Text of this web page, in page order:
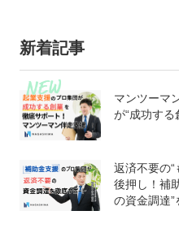
新着記事
マンツーマ
が“成功する
返済不要の
後押し！補
の資金調達”